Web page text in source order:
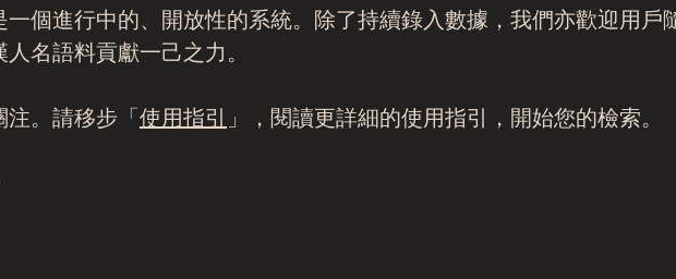
個進行中的、開放性的系統。除了持續錄入數據，我們亦歡迎用戶
名語料貢獻一己之力。
。請移步「使用指引 」，閱讀更詳細的使用指引，開始您的檢索。